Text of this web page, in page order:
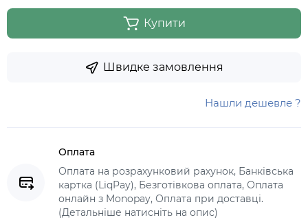
Купити
Швидке замовлення
Нашли дешевле ?
Оплата
Оплата на розрахунковий рахунок, Банківська
картка (LiqPay), Безготівкова оплата, Оплата
онлайн з Monopay, Оплата при доставці.
(Детальніше натисніть на опис)